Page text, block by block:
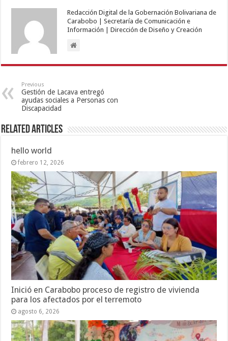
Redacción Digital de la Gobernación Bolivariana de
Carabobo | Secretaría de Comunicación e
Información | Dirección de Diseño y Creación
Previous
Gestión de Lacava entregó
ayudas sociales a Personas con
Discapacidad
Related Articles
hello world
febrero 12, 2026
Inició en Carabobo proceso de registro de vivienda
para los afectados por el terremoto
agosto 6, 2026